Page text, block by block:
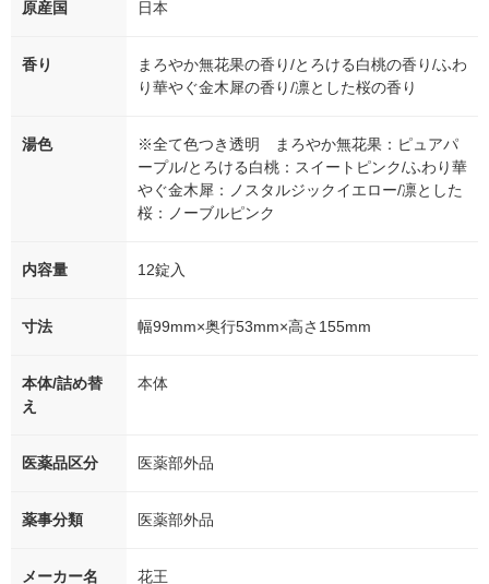
原産国 日本
香り
まろやか無花果の香り/とろける白桃の香り/ふわ
り華やぐ金木犀の香り/凛とした桜の香り
湯色
※全て色つき透明 まろやか無花果：ピュアパ
ープル/とろける白桃：スイートピンク/ふわり華
やぐ金木犀：ノスタルジックイエロー/凛とした
桜：ノーブルピンク
内容量 12錠入
寸法 幅99mm×奥行53mm×高さ155mm
本体/詰め替
え
本体
医薬品区分 医薬部外品
薬事分類 医薬部外品
メーカー名 花王